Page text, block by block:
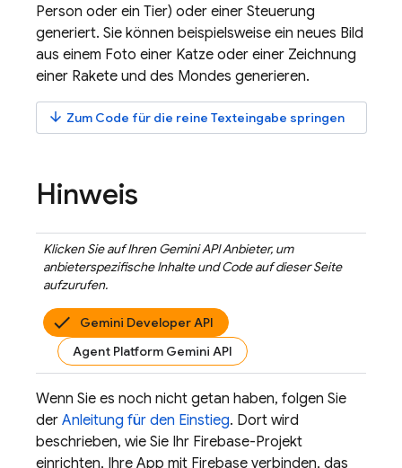
Person oder ein Tier) oder einer Steuerung
generiert. Sie können beispielsweise ein neues Bild
aus einem Foto einer Katze oder einer Zeichnung
einer Rakete und des Mondes generieren.
arrow_downward Zum Code für die reine Texteingabe springen
Hinweis
Klicken Sie auf IhrenGemini APIAnbieter, um
anbieterspezifische Inhalte und Code auf dieser Seite
aufzurufen.
Gemini Developer API
Agent Platform Gemini API
Wenn Sie es noch nicht getan haben, folgen Sie
der Anleitung für den Einstieg. Dort wird
beschrieben, wie Sie Ihr Firebase-Projekt
einrichten, Ihre App mit Firebase verbinden, das